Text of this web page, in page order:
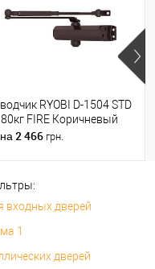
RYOBI D-1504 STD
FIRE Коричневый
2 466 грн.
входных дверей
1
дверей